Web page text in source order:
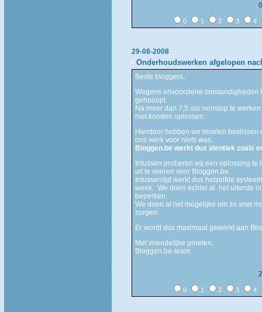
0 1 2 3 4
29-08-2008
Onderhoudswerken afgelopen
Beste bloggers,
Wegens onvoorziene
gehooopt.
Na meer dan 7,5 uur nonstop te
niet konden oplossen.
Hierdoor hebben we moeten beslissen
ons werk voor niets was.
Bloggen.be werkt dus identiek zoals
Intussen proberen wij een oplossing
uit te voeren voor Bloggen.be.
Intussentijd werkt dus hetzelfde
week. We doen echter al het uiterste
beperken.
We doen al het mogelijke om zo snel
zorgen.
Er wordt dus maximaal gewerkt aan
Met vriendelijke groeten,
Bloggen.be-team
0 1 2 3 4